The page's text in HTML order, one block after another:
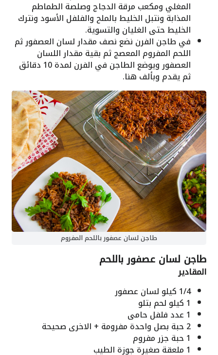
المغلي ومكعب مرقة الدجاج وصلصة الطماطم
المذابة ونتبل الخليط بالملح والفلفل الأسود ونترك
الخليط حتى الغليان والتسوية.
في طاجن الفرن نضع نصف مقدار لسان العصفور ثم
اللحم المفروم المعصج ثم بقية مقدار اللسان
العصفور ويوضع الطاجن في الفرن لمدة 10 دقائق
ثم يقدم وبألف هنا.
طاجن لسان عصفور باللحم المفروم
طاجن لسان عصفور باللحم
المقادير
1/4 كيلو لسان عصفور
1 كيلو لحم بتلو
1 عدد فلفل حامى
2 حبة بصل واحدة مفرومة + الاخرى صحيحة
1 حبة جزرمفروم
1 ملعقة صغيرة جوزة الطيب